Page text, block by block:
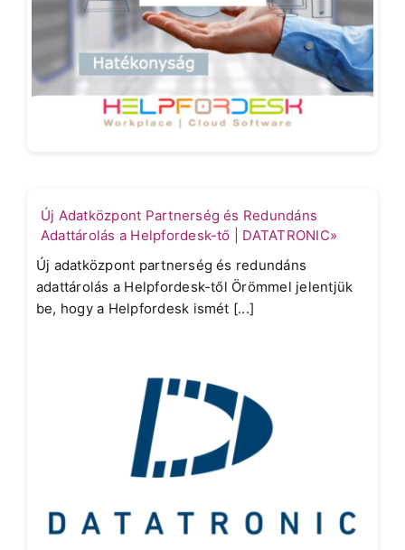
Új Adatközpont Partnerség és Redundáns
Adattárolás a Helpfordesk-tő | DATATRONIC»
Új adatközpont partnerség és redundáns
adattárolás a Helpfordesk-től Örömmel jelentjük
be, hogy a Helpfordesk ismét [...]